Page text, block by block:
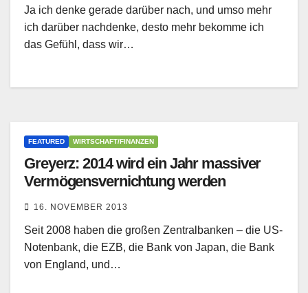
Ja ich denke gerade darüber nach, und umso mehr
ich darüber nachdenke, desto mehr bekomme ich
das Gefühl, dass wir…
FEATURED WIRTSCHAFT/FINANZEN
Greyerz: 2014 wird ein Jahr massiver
Vermögensvernichtung werden
16. NOVEMBER 2013
Seit 2008 haben die großen Zentralbanken – die US-
Notenbank, die EZB, die Bank von Japan, die Bank
von England, und…